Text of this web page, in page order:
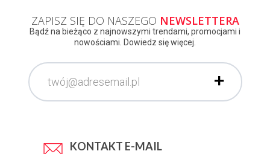
ZAPISZ SIĘ DO NASZEGO NEWSLETTERA
Bądź na bieżąco z najnowszymi trendami, promocjami i
nowościami. Dowiedz się więcej.
KONTAKT E-MAIL